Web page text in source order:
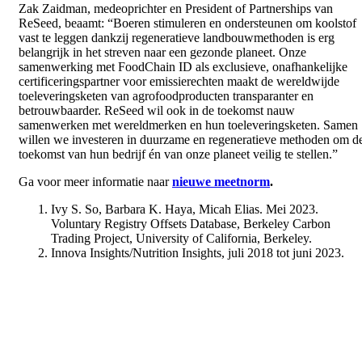
Zak Zaidman, medeoprichter en President of Partnerships van
ReSeed, beaamt: “Boeren stimuleren en ondersteunen om koolstof
vast te leggen dankzij regeneratieve landbouwmethoden is erg
belangrijk in het streven naar een gezonde planeet. Onze
samenwerking met FoodChain ID als exclusieve, onafhankelijke
certificeringspartner voor emissierechten maakt de wereldwijde
toeleveringsketen van agrofoodproducten transparanter en
betrouwbaarder. ReSeed wil ook in de toekomst nauw
samenwerken met wereldmerken en hun toeleveringsketen. Samen
willen we investeren in duurzame en regeneratieve methoden om
toekomst van hun bedrijf én van onze planeet veilig te stellen.”
Ga voor meer informatie naarnieuwe meetnorm.
Ivy S. So, Barbara K. Haya, Micah Elias. Mei 2023.
Voluntary Registry Offsets Database, Berkeley Carbon
Trading Project, University of California, Berkeley.
Innova Insights/Nutrition Insights, juli 2018 tot juni 2023.